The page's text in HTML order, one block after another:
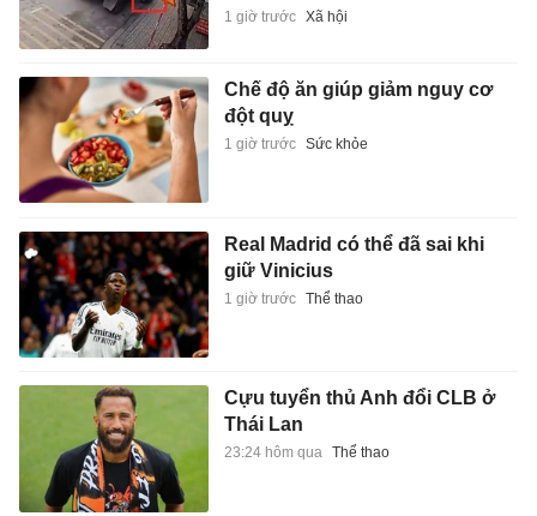
1 giờ trước Xã hội
Chế độ ăn giúp giảm nguy cơ
đột quỵ
1 giờ trước Sức khỏe
Real Madrid có thể đã sai khi
giữ Vinicius
1 giờ trước Thể thao
Cựu tuyển thủ Anh đổi CLB ở
Thái Lan
23:24 hôm qua Thể thao